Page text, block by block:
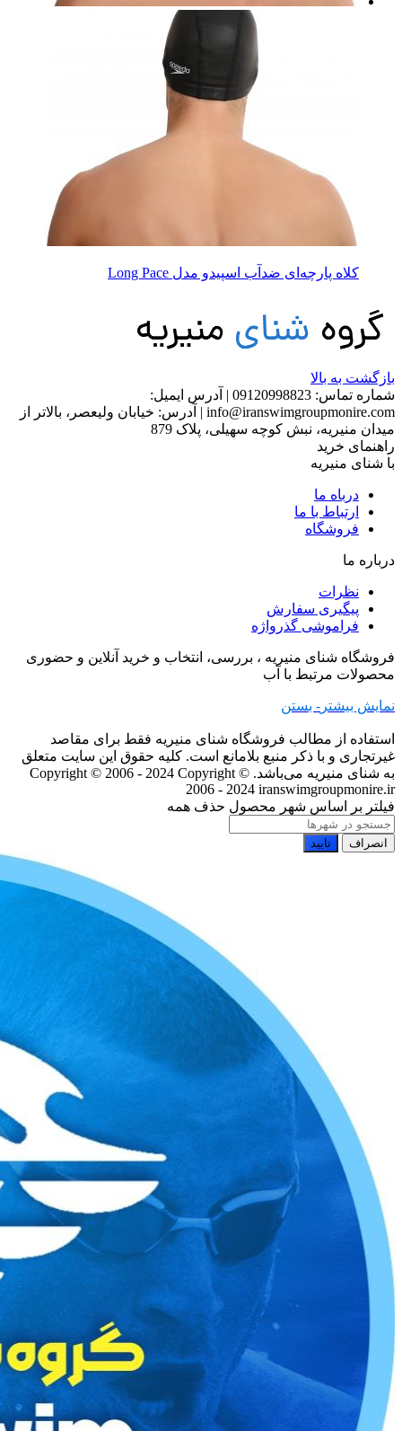
کلاه پارچه‌ای ضدآب اسپیدو مدل Long Pace
بازگشت به بالا
شماره تماس: 09120998823
| آدرس ایمیل:
info@iranswimgroupmonire.com
| آدرس: خیابان ولیعصر، بالاتر از
میدان منیریه، نبش کوچه سهیلی، پلاک 879
راهنمای خرید
با شنای منیریه
درباه ما
ارتباط با ما
فروشگاه
درباره ما
نظرات
پیگیری سفارش
فراموشی گذرواژه
فروشگاه شنای منیریه ، بررسی، انتخاب و خرید آنلاین و حضوری
محصولات مرتبط با آب
نمایش بیشتر - بستن
استفاده از مطالب فروشگاه شنای منیریه فقط برای مقاصد
غیرتجاری و با ذکر منبع بلامانع است. کلیه حقوق این سایت متعلق
به شنای منیریه می‌باشد. Copyright © 2006 - 2024 Copyright ©
2006 - 2024 iranswimgroupmonire.ir
فیلتر بر اساس شهر محصول حذف همه
انصراف تایید